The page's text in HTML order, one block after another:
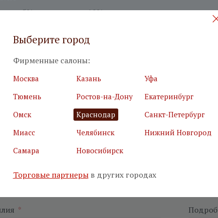
—5%ее стоимости. 10% изделия из
сборки — 1000 ₽.
бесплатно;
лифта — 400 ₽;
или ручной подъем — 300 ₽/ этаж;
не входит.
бесплатный дизайн-проект
*
Выберите город
Фирменные салоны:
Москва Казань
Уфа
Тюмень
Ростов-на-Дону
Екатеринбург
Омск
Краснодар
Санкт-Петербург
Миасс
Челябинск
Нижний Новгород
Самара
Новосибирск
Торговые партнерыв других городах